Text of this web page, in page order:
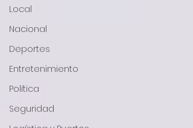
Local
Nacional
Deportes
Entretenimiento
Política
Seguridad